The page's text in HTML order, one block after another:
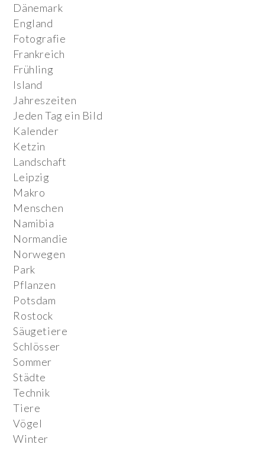
Dänemark
England
Fotografie
Frankreich
Frühling
Island
Jahreszeiten
Jeden Tag ein Bild
Kalender
Ketzin
Landschaft
Leipzig
Makro
Menschen
Namibia
Normandie
Norwegen
Park
Pflanzen
Potsdam
Rostock
Säugetiere
Schlösser
Sommer
Städte
Technik
Tiere
Vögel
Winter